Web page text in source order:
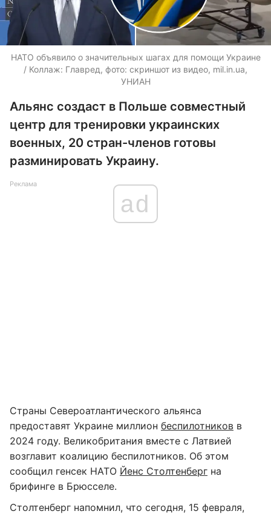
НАТО объявило о значительных шагах для помощи Украине
/ Коллаж: Главред, фото: скриншот из видео, mil.in.ua,
УНИАН
Альянс создаст в Польше совместный
центр для тренировки украинских
военных, 20 стран-членов готовы
разминировать Украину.
Реклама
ad
Страны Североатлантического альянса
предоставят Украине миллион беспилотников в
2024 году. Великобритания вместе с Латвией
возглавит коалицию беспилотников. Об этом
сообщил генсек НАТО Йенс Столтенберг на
брифинге в Брюсселе.
Столтенберг напомнил, что сегодня, 15 февраля,